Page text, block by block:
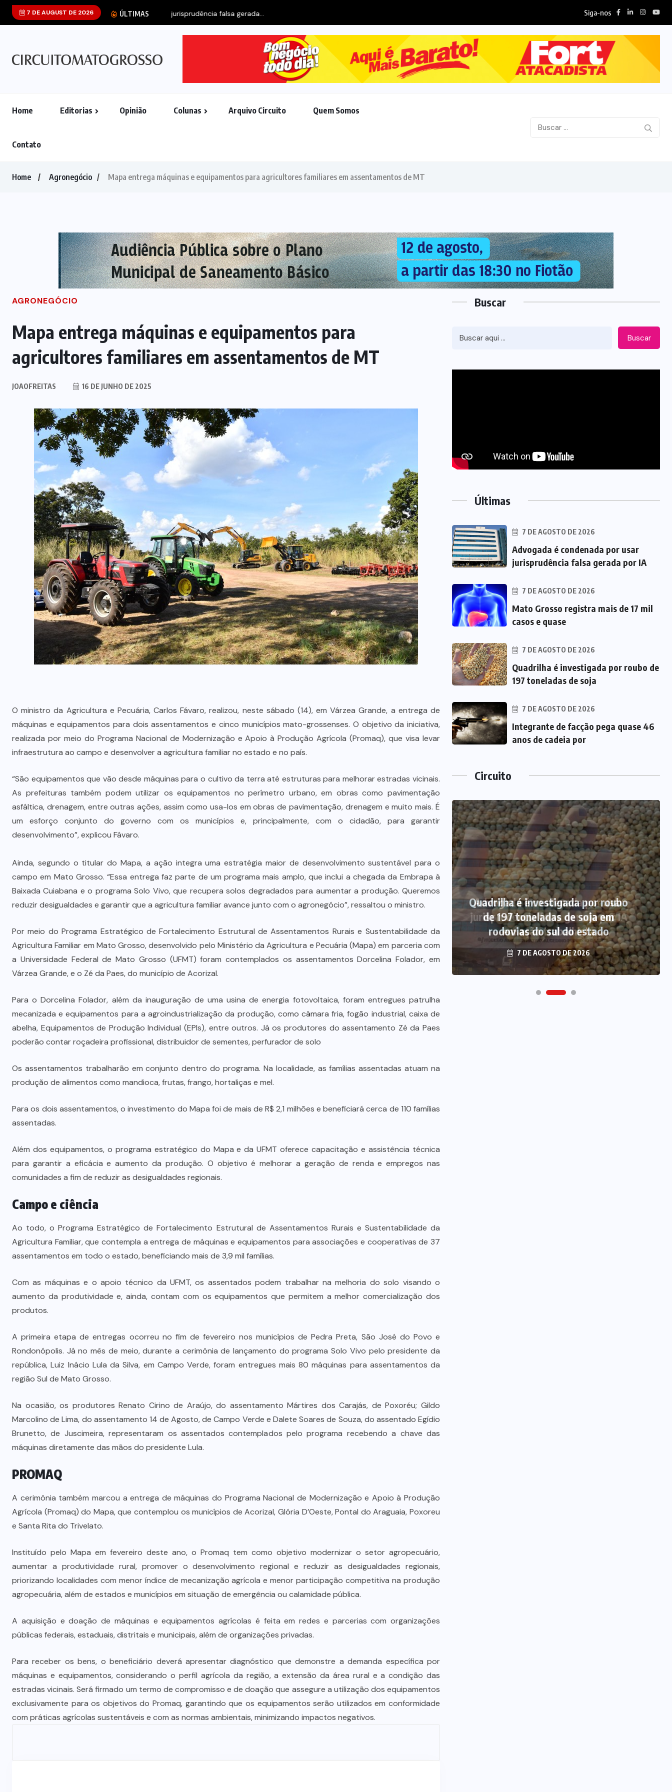
7 DE AUGUST DE 2026 ÚLTIMAS Mato Grosso registra mais de 17 mil casos... Siga-nos
Home Editorias Opinião Colunas Arquivo Circuito Quem Somos
Contato
Home Agronegócio Mapa entrega máquinas e equipamentos para agricultores familiares em assentamentos de MT
AGRONEGÓCIO
Mapa entrega máquinas e equipamentos para
agricultores familiares em assentamentos de MT
JOAOFREITAS 16 DE JUNHO DE 2025
O ministro da Agricultura e Pecuária, Carlos Fávaro, realizou, neste sábado (14), em Várzea Grande, a entrega de
máquinas e equipamentos para dois assentamentos e cinco municípios mato-grossenses. O objetivo da iniciativa,
realizada por meio do Programa Nacional de Modernização e Apoio à Produção Agrícola (Promaq), que visa levar
infraestrutura ao campo e desenvolver a agricultura familiar no estado e no país.
“São equipamentos que vão desde máquinas para o cultivo da terra até estruturas para melhorar estradas vicinais.
As prefeituras também podem utilizar os equipamentos no perímetro urbano, em obras como pavimentação
asfáltica, drenagem, entre outras ações, assim como usa-los em obras de pavimentação, drenagem e muito mais. É
um esforço conjunto do governo com os municípios e, principalmente, com o cidadão, para garantir
desenvolvimento”, explicou Fávaro.
Ainda, segundo o titular do Mapa, a ação integra uma estratégia maior de desenvolvimento sustentável para o
campo em Mato Grosso. “Essa entrega faz parte de um programa mais amplo, que inclui a chegada da Embrapa à
Baixada Cuiabana e o programa Solo Vivo, que recupera solos degradados para aumentar a produção. Queremos
reduzir desigualdades e garantir que a agricultura familiar avance junto com o agronegócio”, ressaltou o ministro.
Por meio do Programa Estratégico de Fortalecimento Estrutural de Assentamentos Rurais e Sustentabilidade da
Agricultura Familiar em Mato Grosso, desenvolvido pelo Ministério da Agricultura e Pecuária (Mapa) em parceria com
a Universidade Federal de Mato Grosso (UFMT) foram contemplados os assentamentos Dorcelina Folador, em
Várzea Grande, e o Zé da Paes, do município de Acorizal.
Para o Dorcelina Folador, além da inauguração de uma usina de energia fotovoltaica, foram entregues patrulha
mecanizada e equipamentos para a agroindustrialização da produção, como câmara fria, fogão industrial, caixa de
abelha, Equipamentos de Produção Individual (EPIs), entre outros. Já os produtores do assentamento Zé da Paes
poderão contar roçadeira profissional, distribuidor de sementes, perfurador de solo
Os assentamentos trabalharão em conjunto dentro do programa. Na localidade, as famílias assentadas atuam na
produção de alimentos como mandioca, frutas, frango, hortaliças e mel.
Para os dois assentamentos, o investimento do Mapa foi de mais de R$ 2,1 milhões e beneficiará cerca de 110 famílias
assentadas.
Além dos equipamentos, o programa estratégico do Mapa e da UFMT oferece capacitação e assistência técnica
para garantir a eficácia e aumento da produção. O objetivo é melhorar a geração de renda e empregos nas
comunidades a fim de reduzir as desigualdades regionais.
Campo e ciência
Ao todo, o Programa Estratégico de Fortalecimento Estrutural de Assentamentos Rurais e Sustentabilidade da
Agricultura Familiar, que contempla a entrega de máquinas e equipamentos para associações e cooperativas de 37
assentamentos em todo o estado, beneficiando mais de 3,9 mil famílias.
Com as máquinas e o apoio técnico da UFMT, os assentados podem trabalhar na melhoria do solo visando o
aumento da produtividade e, ainda, contam com os equipamentos que permitem a melhor comercialização dos
produtos.
A primeira etapa de entregas ocorreu no fim de fevereiro nos municípios de Pedra Preta, São José do Povo e
Rondonópolis. Já no mês de meio, durante a cerimônia de lançamento do programa Solo Vivo pelo presidente da
república, Luiz Inácio Lula da Silva, em Campo Verde, foram entregues mais 80 máquinas para assentamentos da
região Sul de Mato Grosso.
Na ocasião, os produtores Renato Cirino de Araújo, do assentamento Mártires dos Carajás, de Poxoréu; Gildo
Marcolino de Lima, do assentamento 14 de Agosto, de Campo Verde e Dalete Soares de Souza, do assentado Egídio
Brunetto, de Juscimeira, representaram os assentados contemplados pelo programa recebendo a chave das
máquinas diretamente das mãos do presidente Lula.
PROMAQ
A cerimônia também marcou a entrega de máquinas do Programa Nacional de Modernização e Apoio à Produção
Agrícola (Promaq) do Mapa, que contemplou os municípios de Acorizal, Glória D’Oeste, Pontal do Araguaia, Poxoreu
e Santa Rita do Trivelato.
Instituído pelo Mapa em fevereiro deste ano, o Promaq tem como objetivo modernizar o setor agropecuário,
aumentar a produtividade rural, promover o desenvolvimento regional e reduzir as desigualdades regionais,
priorizando localidades com menor índice de mecanização agrícola e menor participação competitiva na produção
agropecuária, além de estados e municípios em situação de emergência ou calamidade pública.
A aquisição e doação de máquinas e equipamentos agrícolas é feita em redes e parcerias com organizações
públicas federais, estaduais, distritais e municipais, além de organizações privadas.
Para receber os bens, o beneficiário deverá apresentar diagnóstico que demonstre a demanda específica por
máquinas e equipamentos, considerando o perfil agrícola da região, a extensão da área rural e a condição das
estradas vicinais. Será firmado um termo de compromisso e de doação que assegure a utilização dos equipamentos
exclusivamente para os objetivos do Promaq, garantindo que os equipamentos serão utilizados em conformidade
com práticas agrícolas sustentáveis e com as normas ambientais, minimizando impactos negativos.
Buscar
Buscar
Últimas
7 DE AGOSTO DE 2026
Advogada é condenada por usar
jurisprudência falsa gerada por IA
7 DE AGOSTO DE 2026
Mato Grosso registra mais de 17 mil
casos e quase
7 DE AGOSTO DE 2026
Quadrilha é investigada por roubo de
197 toneladas de soja
7 DE AGOSTO DE 2026
Integrante de facção pega quase 46
anos de cadeia por
Circuito
STJ condena ministro Marco Buzzi
importunação sexual
Advogada é condenada por usar
em ação trabalhista
Quadrilha é investigada por roubo
de 197 toneladas de soja em
rodovias do sul do estado
7 DE AGOSTO DE 2026